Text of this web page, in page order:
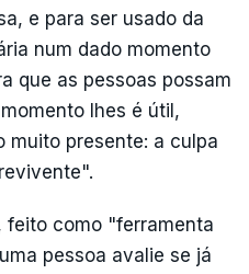
e para ser usado da
num dado momento
que as pessoas possam
lhes é útil,
muito presente: a culpa
feito como "ferramenta
pessoa avalie se já